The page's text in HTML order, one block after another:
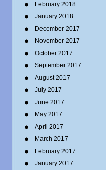
February 2018
January 2018
December 2017
November 2017
October 2017
September 2017
August 2017
July 2017
June 2017
May 2017
April 2017
March 2017
February 2017
January 2017